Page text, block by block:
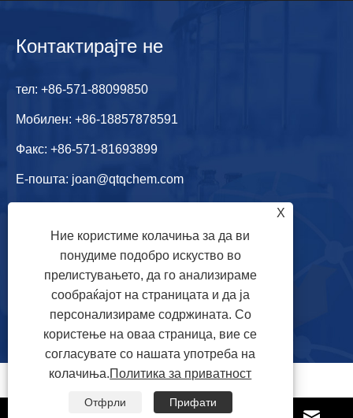
Контактирајте не
тел: +86-571-88099850
Мобилен: +86-18857878591
Факс: +86-571-81693899
Е-пошта: joan@qtqchem.com
Адреса: Шаншуијуан, вила Кингшуиван, улица
Жонгтаи, округ Јуханг, град Хангжу, провинција
X
Ние користиме колачиња за да ви
понудиме подобро искуство во
прелистувањето, да го анализираме
сообраќајот на страницата и да ја
персонализираме содржината. Со
користење на оваа страница, вие се
согласувате со нашата употреба на
колачиња.Политика за приватност
Отфрли Прифати